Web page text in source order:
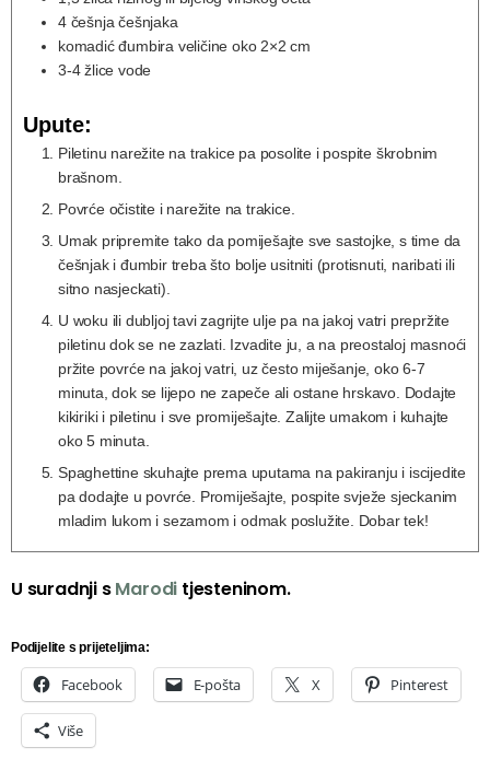
4 češnja češnjaka
komadić đumbira veličine oko 2×2 cm
3-4 žlice vode
Upute:
Piletinu narežite na trakice pa posolite i pospite škrobnim
brašnom.
Povrće očistite i narežite na trakice.
Umak pripremite tako da pomiješajte sve sastojke, s time da
češnjak i đumbir treba što bolje usitniti (protisnuti, naribati ili
sitno nasjeckati).
U woku ili dubljoj tavi zagrijte ulje pa na jakoj vatri prepržite
piletinu dok se ne zazlati. Izvadite ju, a na preostaloj masnoći
pržite povrće na jakoj vatri, uz često miješanje, oko 6-7
minuta, dok se lijepo ne zapeče ali ostane hrskavo. Dodajte
kikiriki i piletinu i sve promiješajte. Zalijte umakom i kuhajte
oko 5 minuta.
Spaghettine skuhajte prema uputama na pakiranju i iscijedite
pa dodajte u povrće. Promiješajte, pospite svježe sjeckanim
mladim lukom i sezamom i odmak poslužite. Dobar tek!
U suradnji sMarodi tjesteninom.
Podijelite s prijeteljima:
Facebook E-pošta X Pinterest
Više